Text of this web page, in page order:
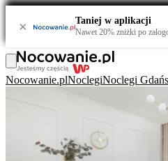
× Taniej w aplikacji
Nawet 20% zniżki po
Nocowanie.plNoclegiNoclegi